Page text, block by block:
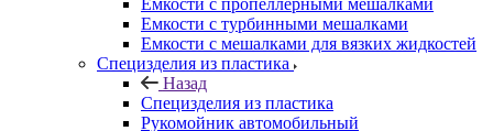
Емкости с пропеллерными мешалками
Емкости с турбинными мешалками
Емкости с мешалками для вязких жидкостей
Специзделия из пластика
Назад
Специзделия из пластика
Рукомойник автомобильный